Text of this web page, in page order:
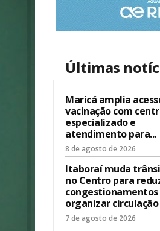
Últimas
Maricá amplia
vacinação com
especializado e
atendimento para...
8 de agosto de 2026
Itaboraí muda
no Centro para
congestionamentos
organizar circulação
7 de agosto de 2026